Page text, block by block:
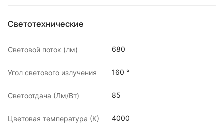
Светотехнические
Световой поток (лм) 680
Угол светового излучения 160 °
Светоотдача (Лм/Вт) 85
Цветовая температура (К) 4000